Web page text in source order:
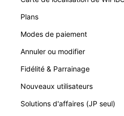
Plans
Modes de paiement
Annuler ou modifier
Fidélité & Parrainage
Nouveaux utilisateurs
Solutions d'affaires (JP seul)